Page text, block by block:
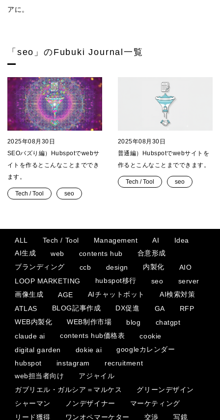
アに。
「seo」のFubuki Journal一覧
2025年08月30日
SEOバズり編）Hubspotでwebサ
イトを作るとこんなことまででき
ます。
Tech / Tool seo
2025年08月30日
普通編）Hubspotでwebサイトを
作るとこんなことまでできます。
Tech / Tool seo
ALL Tech / Tool Management AI
Idea
AI生成
web contents hub
合意形成
ブランディング
ccb design 内製化
AIO
LOOP MARKETING
hubspot移行 seo
server
画像生成
AGE AIチャットボット
AI検索対策
ATLAS
BLOG記事作成 DX促進 GA
RFP
WEB内製化
WEB制作市場 blog
chatgpt
claude ai
contents hub価格表
cookie
digital garden
dokie ai
googleカレンダー
hubspot
instagram
recruitment
web担当者向け
アジャイル
ガブリエル・ガルシア＝マルケス
グリーンデザイン
シャーマン
ノンデザイナー
マーケティング
リード獲得
ワンオペマーケター 交渉
写鏡